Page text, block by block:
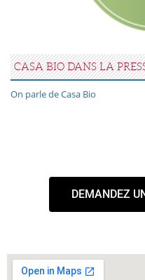
CASA BIO DANS LA
On parle de Casa Bio
DEMANDEZ